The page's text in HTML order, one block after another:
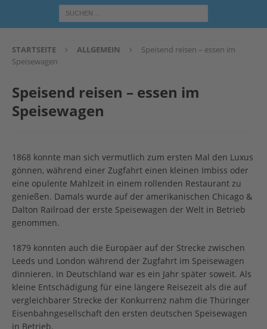
STARTSEITE ALLGEMEIN
Speisend reisen – essen im
Speisewagen
Speisend reisen – essen im
Speisewagen
1868 konnte man sich vermutlich zum ersten Mal den Luxus
gönnen, während einer Zugfahrt einen kleinen Imbiss oder
eine opulente Mahlzeit in einem rollenden Restaurant zu
genießen. Damals wurde auf der amerikanischen Chicago &
Dalton Railroad der erste Speisewagen der Welt in Betrieb
genommen.
1879 konnten auch die Europäer auf der Strecke zwischen
Leeds und London während der Zugfahrt im Speisewagen
dinnieren. In Deutschland war es ein Jahr später soweit. Als
kleine Entschädigung für eine längere Reisezeit als die auf
vergleichbarer Strecke der Konkurrenz nahm die Thüringer
Eisenbahngesellschaft den ersten deutschen Speisewagen
in Betrieb.